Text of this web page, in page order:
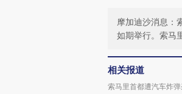
摩加迪沙消息：
如期举行。索马
相关报道
索马里首都遭汽车炸